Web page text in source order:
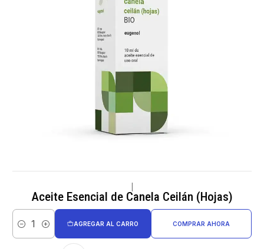
Aceite Esencial de Canela Ceilán (Hojas)
Cantidad
AGREGAR AL CARRO COMPRAR AHORA